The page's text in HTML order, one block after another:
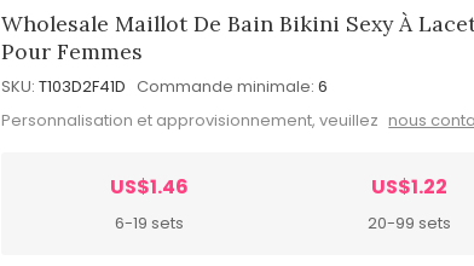
Wholesale Maillot De Bain Bikini Sexy À
Pour Femmes
SKU: T103D2F41D Commande minimale: 6
Personnalisation et approvisionnement, veuillez nous
US$1.46
6-19 sets
US$1.22
20-99 sets